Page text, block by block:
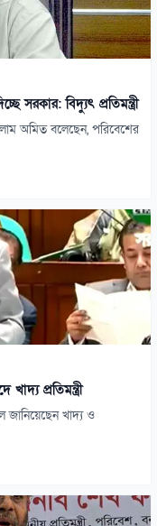
সরকার: বিদ্যুৎ প্রতিমন্ত্রী
অমিত বলেছেন, পরিবেশের
প্রতিমন্ত্রী
জানিয়েছেন খাদ্য ও